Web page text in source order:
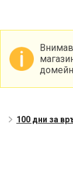
100 дни за